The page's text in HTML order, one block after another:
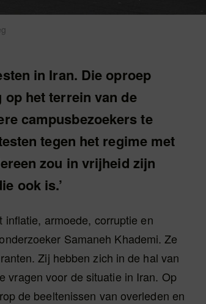
in Iran. Die oproep
op het terrein van de
campusbezoekers te
tegen het regime met
zou in vrijheid zijn
ook is.’
inflatie, armoede, corruptie en
Samaneh Khademi. Ze
Zij hebben zich in de hal van
vragen voor de situatie in Iran. Op
de beeltenissen van overleden en